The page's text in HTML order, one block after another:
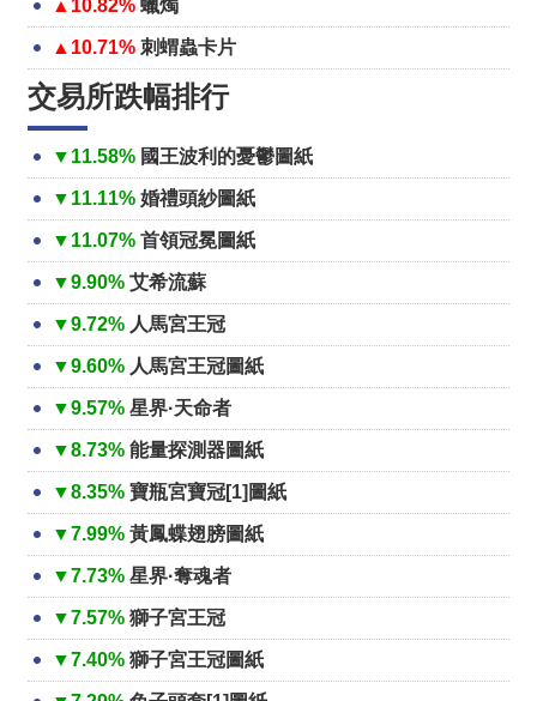
▲10.82% 蠟燭
▲10.71% 刺蝟蟲卡片
交易所跌幅排行
▼11.58% 國王波利的憂鬱圖紙
▼11.11% 婚禮頭紗圖紙
▼11.07% 首領冠冕圖紙
▼9.90% 艾希流蘇
▼9.72% 人馬宮王冠
▼9.60% 人馬宮王冠圖紙
▼9.57% 星界·天命者
▼8.73% 能量探測器圖紙
▼8.35% 寶瓶宮寶冠[1]圖紙
▼7.99% 黃鳳蝶翅膀圖紙
▼7.73% 星界·奪魂者
▼7.57% 獅子宮王冠
▼7.40% 獅子宮王冠圖紙